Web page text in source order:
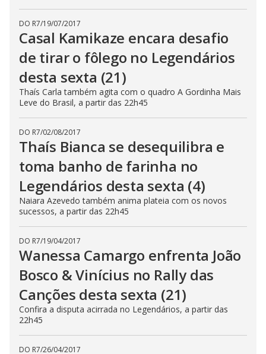
DO R7/19/07/2017
Casal Kamikaze encara desafio
de tirar o fôlego no Legendários
desta sexta (21)
Thaís Carla também agita com o quadro A Gordinha Mais
Leve do Brasil, a partir das 22h45
DO R7/02/08/2017
Thaís Bianca se desequilibra e
toma banho de farinha no
Legendários desta sexta (4)
Naiara Azevedo também anima plateia com os novos
sucessos, a partir das 22h45
DO R7/19/04/2017
Wanessa Camargo enfrenta João
Bosco & Vinícius no Rally das
Canções desta sexta (21)
Confira a disputa acirrada no Legendários, a partir das
22h45
DO R7/26/04/2017